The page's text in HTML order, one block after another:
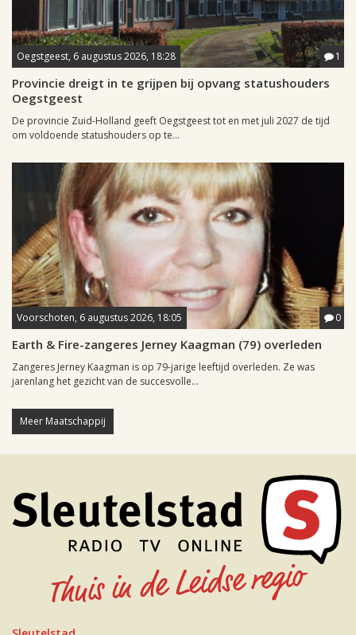
Oegstgeest, 6 augustus 2026, 18:28 1
Provincie dreigt in te grijpen bij opvang statushouders
Oegstgeest
De provincie Zuid-Holland geeft Oegstgeest tot en met juli 2027 de tijd
om voldoende statushouders op te...
Voorschoten, 6 augustus 2026, 18:05 0
Earth & Fire-zangeres Jerney Kaagman (79) overleden
Zangeres Jerney Kaagman is op 79-jarige leeftijd overleden. Ze was
jarenlang het gezicht van de succesvolle...
Meer Maatschappij